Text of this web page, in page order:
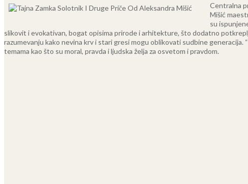
Centralna
Mišić
su
slikovit i evokativan, bogat opisima prirode i arhitekture, što dodatno
razumevanju kako nevina krv i stari gresi mogu oblikovati sudbine generacija.
temama kao što su moral, pravda i ljudska želja za osvetom i pravdom.